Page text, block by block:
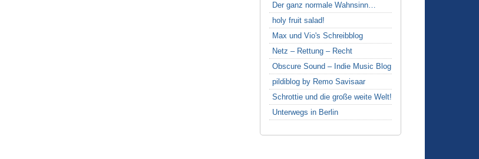
Der ganz normale Wahnsinn…
holy fruit salad!
Max und Vio's Schreibblog
Netz – Rettung – Recht
Obscure Sound – Indie Music Blog
pildiblog by Remo Savisaar
Schrottie und die große weite Welt!
Unterwegs in Berlin